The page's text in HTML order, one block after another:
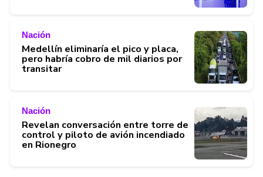
Nación
Medellín eliminaría el pico y placa,
pero habría cobro de mil diarios por
transitar
Nación
Revelan conversación entre torre de
control y piloto de avión incendiado
en Rionegro